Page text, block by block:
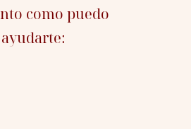
como puedo
ayudarte: